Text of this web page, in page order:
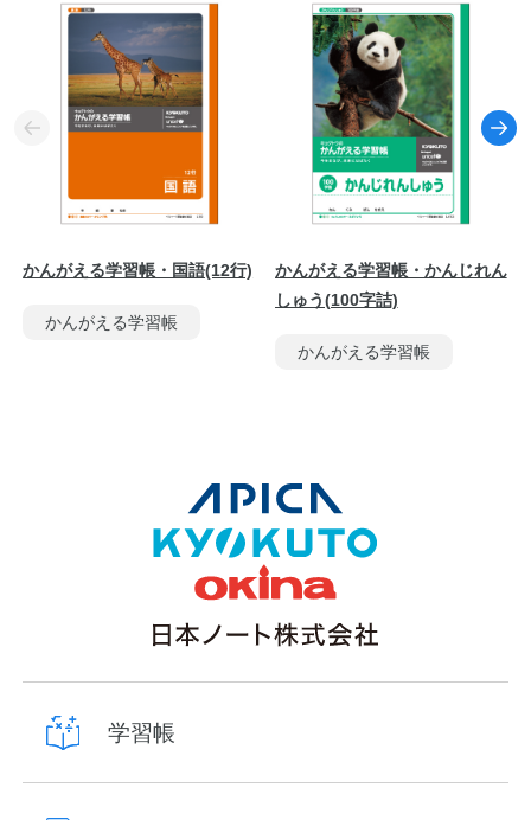
かんがえる学習帳・国語(12行)
かんがえる学習帳
かんがえる学習帳・かんじれん
しゅう(100字詰)
かんがえる学習帳
学習帳